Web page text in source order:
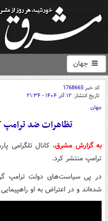
جهان
کد خبر1768665
تاریخ انتشار: ۱۲ آذر ۱۴۰۴ - ۲۱:۳۴
جهان
تظاهرات ضد ترامپ
به گزارش مشرق، کانال تلگرامی
ترامپ منتشر کرد.
در پی سیاست‌های دولت ترامپ
شده‌اند و در اعتراض به او